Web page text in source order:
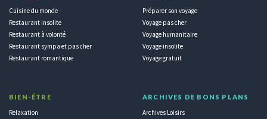
Cuisine du monde
Restaurant insolite
Restaurant à volonté
Restaurant sympa et pas cher
Restaurant romantique
BIEN-ÊTRE
Relaxation
Préparer son voyage
Voyage pas cher
Voyage humanitaire
Voyage insolite
Voyage gratuit
ARCHIVES DE BONS PLANS
Archives Loisirs